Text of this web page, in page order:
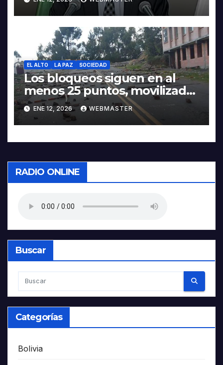
EL ALTO LA PAZ SOCIEDAD
Los bloqueos siguen en al
menos 25 puntos, movilizados
piden abrogación del 5503 en
la Gaceta
ENE 12, 2026 WEBMASTER
RADIO ONLINE
Buscar
Categorías
Bolivia